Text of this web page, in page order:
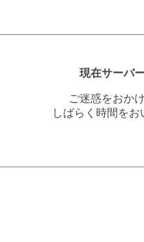
現在サーバ
ご迷惑をおか
しばらく時間を